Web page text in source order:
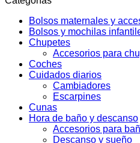
Bolsos maternales y
Bolsos y mochilas
Chupetes
Accesorios para
Coches
Cuidados diarios
Cambiadores
Escarpines
Cunas
Hora de baño y descanso
Accesorios para
Descanso y sueño